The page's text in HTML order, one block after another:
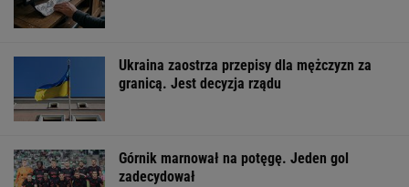
Ukraina zaostrza przepisy dla mężczyzn za
granicą. Jest decyzja rządu
Górnik marnował na potęgę. Jeden gol
zadecydował